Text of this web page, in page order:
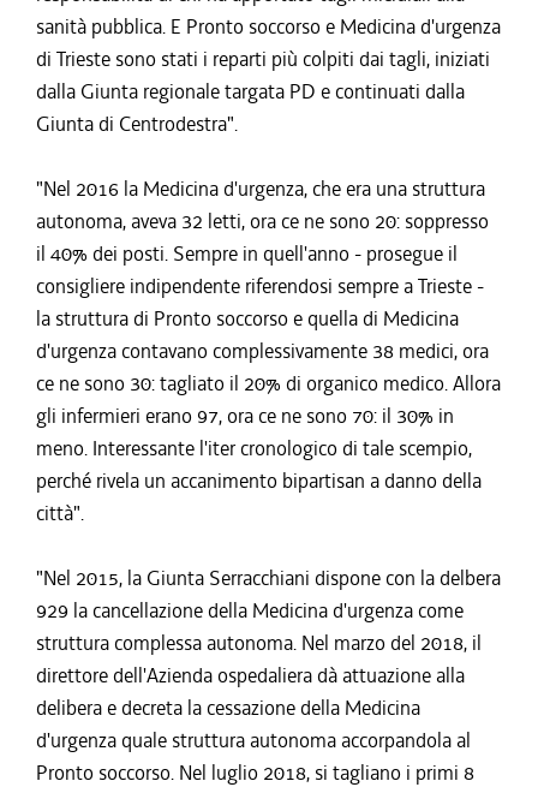
sanità pubblica. E Pronto soccorso e Medicina d'urgenza
di Trieste sono stati i reparti più colpiti dai tagli, iniziati
dalla Giunta regionale targata PD e continuati dalla
Giunta di Centrodestra".
"Nel 2016 la Medicina d'urgenza, che era una struttura
autonoma, aveva 32 letti, ora ce ne sono 20: soppresso
il 40% dei posti. Sempre in quell'anno - prosegue il
consigliere indipendente riferendosi sempre a Trieste -
la struttura di Pronto soccorso e quella di Medicina
d'urgenza contavano complessivamente 38 medici, ora
ce ne sono 30: tagliato il 20% di organico medico. Allora
gli infermieri erano 97, ora ce ne sono 70: il 30% in
meno. Interessante l'iter cronologico di tale scempio,
perché rivela un accanimento bipartisan a danno della
città".
"Nel 2015, la Giunta Serracchiani dispone con la delbera
929 la cancellazione della Medicina d'urgenza come
struttura complessa autonoma. Nel marzo del 2018, il
direttore dell'Azienda ospedaliera dà attuazione alla
delibera e decreta la cessazione della Medicina
d'urgenza quale struttura autonoma accorpandola al
Pronto soccorso. Nel luglio 2018, si tagliano i primi 8